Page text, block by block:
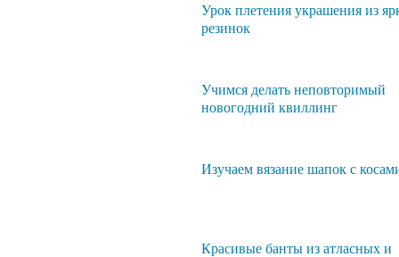
Урок плетения украшения из
резинок
Учимся делать неповторимый
новогодний квиллинг
Изучаем вязание шапок с
Красивые банты из атласных и